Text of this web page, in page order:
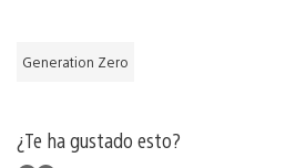
Generation Zero
¿Te ha gustado esto?